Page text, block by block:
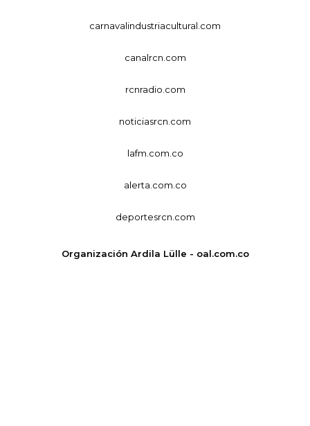
carnavalindustriacultural.com
canalrcn.com
rcnradio.com
noticiasrcn.com
lafm.com.co
alerta.com.co
deportesrcn.com
Organización Ardila Lülle - oal.com.co